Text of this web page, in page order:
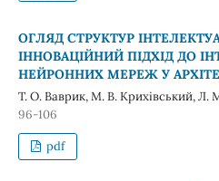
ОГЛЯД СТРУКТУР
ІННОВАЦІЙНИЙ ПІДХІД ДО
НЕЙРОННИХ МЕРЕЖ У
Т. О. Ваврик, М. В. Крихівський, Л.
96-106
pdf